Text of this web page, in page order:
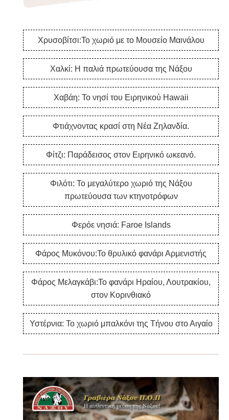
Χρυσοβίτσι:Το χωριό με το Μουσείο Μαινάλου
Χαλκί: Η παλιά πρωτεύουσα της Νάξου
Χαβάη: Το νησί του Ειρηνικού Hawaii
Φτιάχνοντας κρασί στη Νέα Ζηλανδία.
Φίτζι: Παράδεισος στον Ειρηνικό ωκεανό.
Φιλότι: Το μεγαλύτερο χωριό της Νάξου
πρωτεύουσα των κτηνοτρόφων
Φερόε νησιά: Faroe Islands
Φάρος Μυκόνου:Το θρυλικό φανάρι Αρμενιστής
Φάρος Μελαγκάβι:Το φανάρι Ηραίου, Λουτρακίου,
στον Κορινθιακό
Υστέρνια: Το χωριό μπαλκόνι της Τήνου στο Αιγαίο